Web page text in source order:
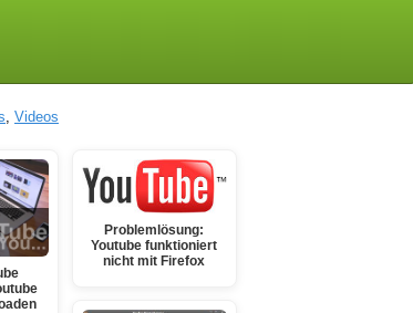
, Videos
Problemlösung:
Youtube funktioniert
nicht mit Firefox